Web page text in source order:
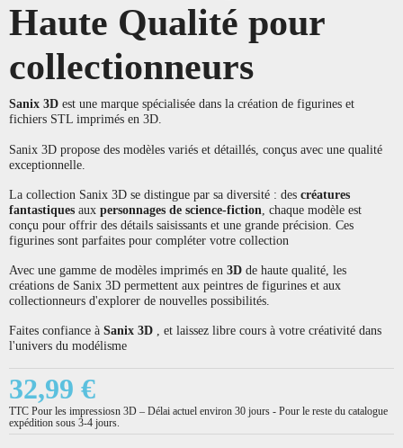
Haute Qualité pour
collectionneurs
Sanix 3D est une marque spécialisée dans la création de figurines et
fichiers STL imprimés en 3D.
Sanix 3D propose des modèles variés et détaillés, conçus avec une qualité
exceptionnelle.
La collection Sanix 3D se distingue par sa diversité : des créatures
fantastiques aux personnages de science-fiction , chaque modèle est
conçu pour offrir des détails saisissants et une grande précision. Ces
figurines sont parfaites pour compléter votre collection
Avec une gamme de modèles imprimés en 3D de haute qualité, les
créations de Sanix 3D permettent aux peintres de figurines et aux
collectionneurs d'explorer de nouvelles possibilités.
Faites confiance à Sanix 3D , et laissez libre cours à votre créativité dans
l'univers du modélisme
32,99 €
TTC Pour les impressiosn 3D – Délai actuel environ 30 jours - Pour le reste du catalogue
expédition sous 3-4 jours.